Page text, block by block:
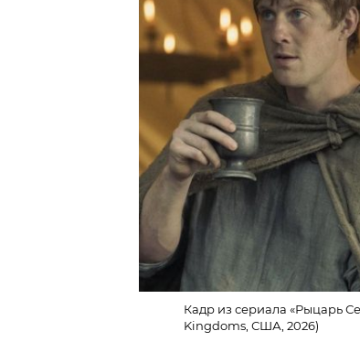
Кадр из сериала «Рыцарь
Kingdoms, США, 2026)